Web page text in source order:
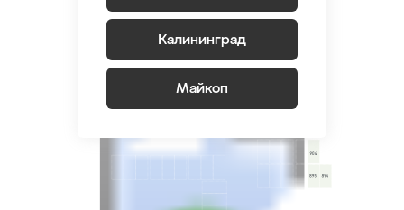
Калининград
Майкоп
0 -1